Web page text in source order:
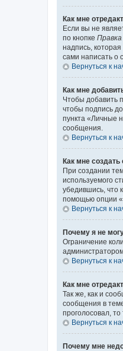
Как мне
Если вы не
по кнопке Правка
надпись,
сами написать о
Вернуться к
Как мне
Чтобы добавить
чтобы подпись
пункта «Личные
сообщения.
Вернуться к
Как мне создать
При создании
используемого
убедившись, что
помощью опции
Вернуться к
Почему я не
Ограничение
Вернуться к
Как мне
Так же, как и
сообщения в
проголосовал,
Вернуться к
Почему мне